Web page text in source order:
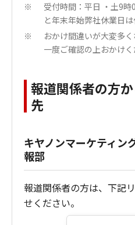
※
受付時間：平日 ・土9
と年末年始弊社休業日は
※
おかけ間違いが大変多
一度ご確認の上おかけく
報道関係者の方
先
キヤノンマーケティン
報部
報道関係者の方は、下記
せください。